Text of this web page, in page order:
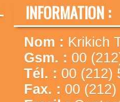
INFORMATION :
Nom : Krikich
Gsm. : 00
Tél. : 00 (212)
Fax. : 00